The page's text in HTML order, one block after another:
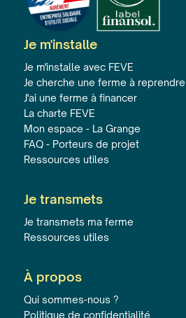
Je m'installe
Je m'installe avec FEVE
Je cherche une ferme à reprendre
J'ai une ferme à financer
La charte FEVE
Mon espace - La Grange
FAQ - Porteurs de projet
Ressources utiles
Je transmets
Je transmets ma ferme
Ressources utiles
À propos
Qui sommes-nous ?
Politique de confidentialité